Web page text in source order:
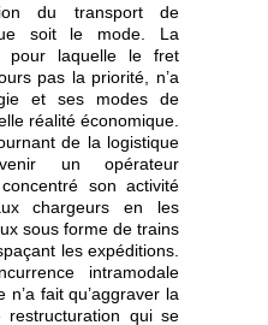
du transport de
soit le mode. La
pour laquelle le fret
pas la priorité, n’a
et ses modes de
réalité économique.
de la logistique
un opérateur
son activité
chargeurs en les
sous forme de trains
les expéditions.
intramodale
fait qu’aggraver la
restructuration qui se